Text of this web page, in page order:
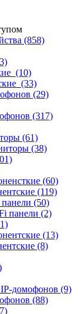
(858)
(10)
(33)
(29)
(317)
(61)
(38)
(60)
(119)
(50)
панели (2)
(13)
(8)
домофонов (9)
(88)